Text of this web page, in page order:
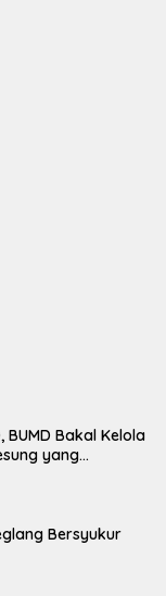
BUMD Bakal Kelola
yang
Bersyukur